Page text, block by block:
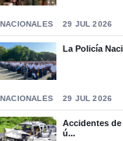
NACIONALES 29 JUL 2026
La Policía
NACIONALES 29 JUL 2026
Accidentes
ú...